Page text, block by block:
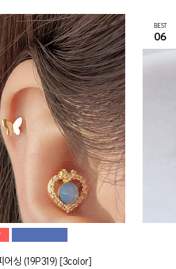
어싱 (19P319) [3color]
BEST
06